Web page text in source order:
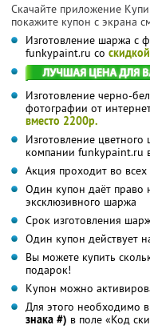
Скачайте приложение
покажите купон с экрана
Изготовление шаржа с
funkypaint.ru со
Изготовление черно-
фотографии от
вместо 2200р.
Изготовление
компании funkypaint.ru
Акция проходит во всех
Один купон даёт право
эксклюзивного шаржа
Срок изготовления
Один купон действует
Вы можете купить
подарок!
Купон можно
Для этого необходимо
знака #) в поле «Код